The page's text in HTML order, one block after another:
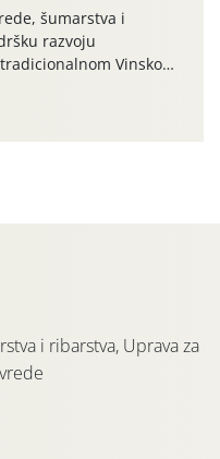
šumarstva i
razvoju
Vinskom
u Domu vinarske
Pelješcu, u
i ribarstva, Uprava za